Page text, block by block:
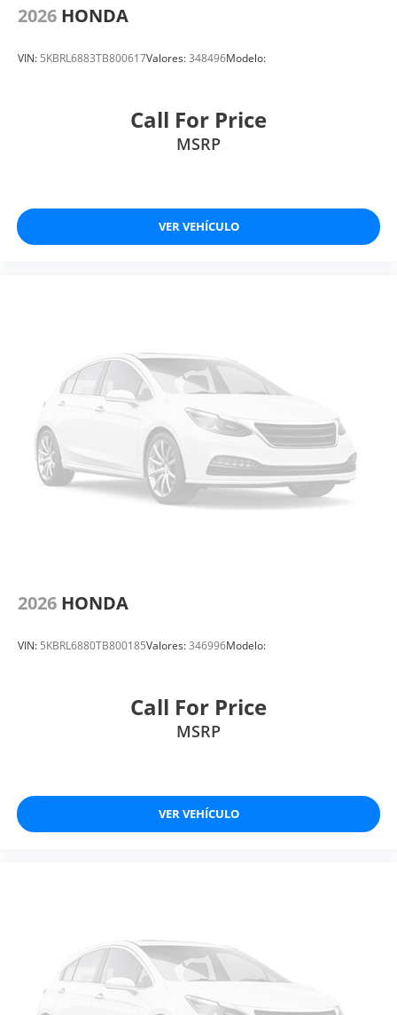
2026 HONDA
VIN: 5KBRL6883TB800617Valores:348496Modelo:
Call For Price
MSRP
VER VEHÍCULO
2026 HONDA
VIN: 5KBRL6880TB800185Valores:346996Modelo:
Call For Price
MSRP
VER VEHÍCULO